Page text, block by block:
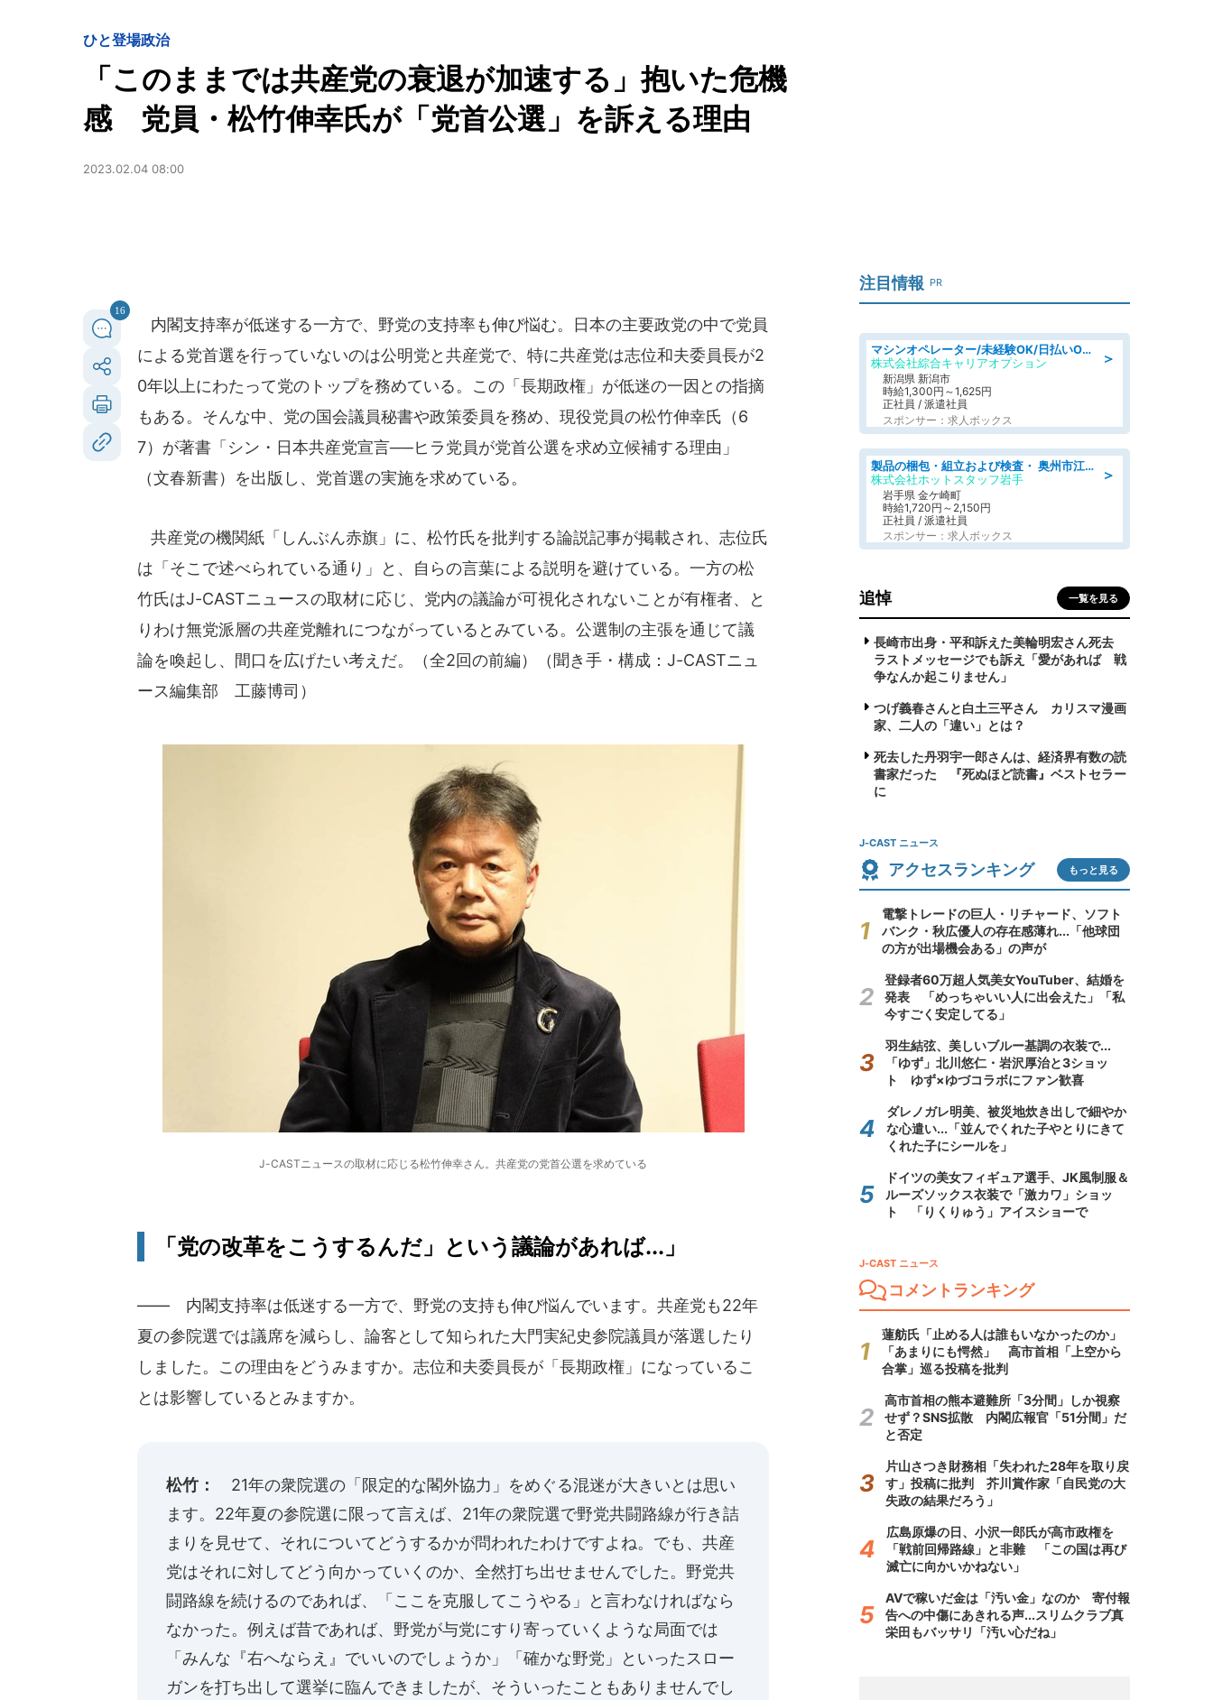
ひと登場政治
「このままでは共産党の衰退が加速する」抱いた危機
感 党員・松竹伸幸氏が「党首公選」を訴える理由
2023.02.04 08:00
16
内閣支持率が低迷する一方で、野党の支持率も伸び悩む。日本の主要政党の中で党員
による党首選を行っていないのは公明党と共産党で、特に共産党は志位和夫委員長が2
0年以上にわたって党のトップを務めている。この「長期政権」が低迷の一因との指摘
もある。そんな中、党の国会議員秘書や政策委員を務め、現役党員の松竹伸幸氏（6
7）が著書「シン・日本共産党宣言──ヒラ党員が党首公選を求め立候補する理由」
（文春新書）を出版し、党首選の実施を求めている。
共産党の機関紙「しんぶん赤旗」に、松竹氏を批判する論説記事が掲載され、志位氏
は「そこで述べられている通り」と、自らの言葉による説明を避けている。一方の松
竹氏はJ-CASTニュースの取材に応じ、党内の議論が可視化されないことが有権者、と
りわけ無党派層の共産党離れにつながっているとみている。公選制の主張を通じて議
論を喚起し、間口を広げたい考えだ。（全2回の前編）（聞き手・構成：J-CASTニュ
ース編集部 工藤博司）
J-CASTニュースの取材に応じる松竹伸幸さん。共産党の党首公選を求めている
「党の改革をこうするんだ」という議論があれば...」
―― 内閣支持率は低迷する一方で、野党の支持も伸び悩んでいます。共産党も22年
夏の参院選では議席を減らし、論客として知られた大門実紀史参院議員が落選したり
しました。この理由をどうみますか。志位和夫委員長が「長期政権」になっているこ
とは影響しているとみますか。
松竹：
21年の衆院選の「限定的な閣外協力」をめぐる混迷が大きいとは思い
ます。22年夏の参院選に限って言えば、21年の衆院選で野党共闘路線が行き詰
まりを見せて、それについてどうするかが問われたわけですよね。でも、共産
党はそれに対してどう向かっていくのか、全然打ち出せませんでした。野党共
闘路線を続けるのであれば、「ここを克服してこうやる」と言わなければなら
なかった。例えば昔であれば、野党が与党にすり寄っていくような局面では
「みんな『右へならえ』でいいのでしょうか」「確かな野党」といったスロー
ガンを打ち出して選挙に臨んできましたが、そういったこともありませんでし
注目情報 PR
＞
マシンオペレーター/未経験OK/日払いOK/寮費無料/交替制/20・30・40代活躍中
株式会社綜合キャリアオプション
新潟県 新潟市
時給1,300円～1,625円
正社員 / 派遣社員
スポンサー：求人ボックス
＞
製品の梱包・組立および検査・ 奥州市江刺/大手企業で長期安定 梱包・検査・組立/半年経過毎に5万円の報奨金有
株式会社ホットスタッフ岩手
岩手県 金ケ崎町
時給1,720円～2,150円
正社員 / 派遣社員
スポンサー：求人ボックス
追悼 一覧を見る
長崎市出身・平和訴えた美輪明宏さん死去
ラストメッセージでも訴え「愛があれば 戦
争なんか起こりません」
つげ義春さんと白土三平さん カリスマ漫画
家、二人の「違い」とは？
死去した丹羽宇一郎さんは、経済界有数の読
書家だった 『死ぬほど読書』ベストセラー
に
J-CAST ニュース
アクセスランキング もっと見る
電撃トレードの巨人・リチャード、ソフト
バンク・秋広優人の存在感薄れ...「他球団
の方が出場機会ある」の声が
登録者60万超人気美女YouTuber、結婚を
発表 「めっちゃいい人に出会えた」「私
今すごく安定してる」
羽生結弦、美しいブルー基調の衣装で...
「ゆず」北川悠仁・岩沢厚治と3ショッ
ト ゆず×ゆづコラボにファン歓喜
ダレノガレ明美、被災地炊き出しで細やか
な心遣い...「並んでくれた子やとりにきて
くれた子にシールを」
ドイツの美女フィギュア選手、JK風制服＆
ルーズソックス衣装で「激カワ」ショッ
ト 「りくりゅう」アイスショーで
J-CAST ニュース
コメントランキング
蓮舫氏「止める人は誰もいなかったのか」
「あまりにも愕然」 高市首相「上空から
合掌」巡る投稿を批判
高市首相の熊本避難所「3分間」しか視察
せず？SNS拡散 内閣広報官「51分間」だ
と否定
片山さつき財務相「失われた28年を取り戻
す」投稿に批判 芥川賞作家「自民党の大
失政の結果だろう」
広島原爆の日、小沢一郎氏が高市政権を
「戦前回帰路線」と非難 「この国は再び
滅亡に向かいかねない」
AVで稼いだ金は「汚い金」なのか 寄付報
告への中傷にあきれる声...スリムクラブ真
栄田もバッサリ「汚い心だね」